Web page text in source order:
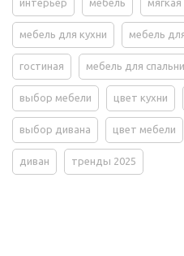
мебель для кухни мебель
гостиная мебель для спальни
выбор мебели цвет кухни
выбор дивана цвет мебели
диван тренды 2025